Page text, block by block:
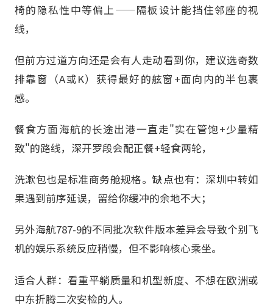
椅的隐私性中等偏上——隔板设计能挡住邻座的视
线，
但前方过道方向还是会有人走动看到你，建议选奇数
排靠窗（A或K）获得最好的舷窗+面向内的半包裹
感。
餐食方面海航的长途出港一直走"实在管饱+少量精
致"的路线，深开罗段会配正餐+轻食两轮，
洗漱包也是标准商务舱规格。缺点也有：深圳中转如
果遇到前序延误，留给你缓冲的余地不大；
另外海航787-9的不同批次软件版本差异会导致个别飞
机的娱乐系统反应稍慢，但不影响核心乘坐。
适合人群：看重平躺质量和机型新度、不想在欧洲或
中东折腾二次安检的人。